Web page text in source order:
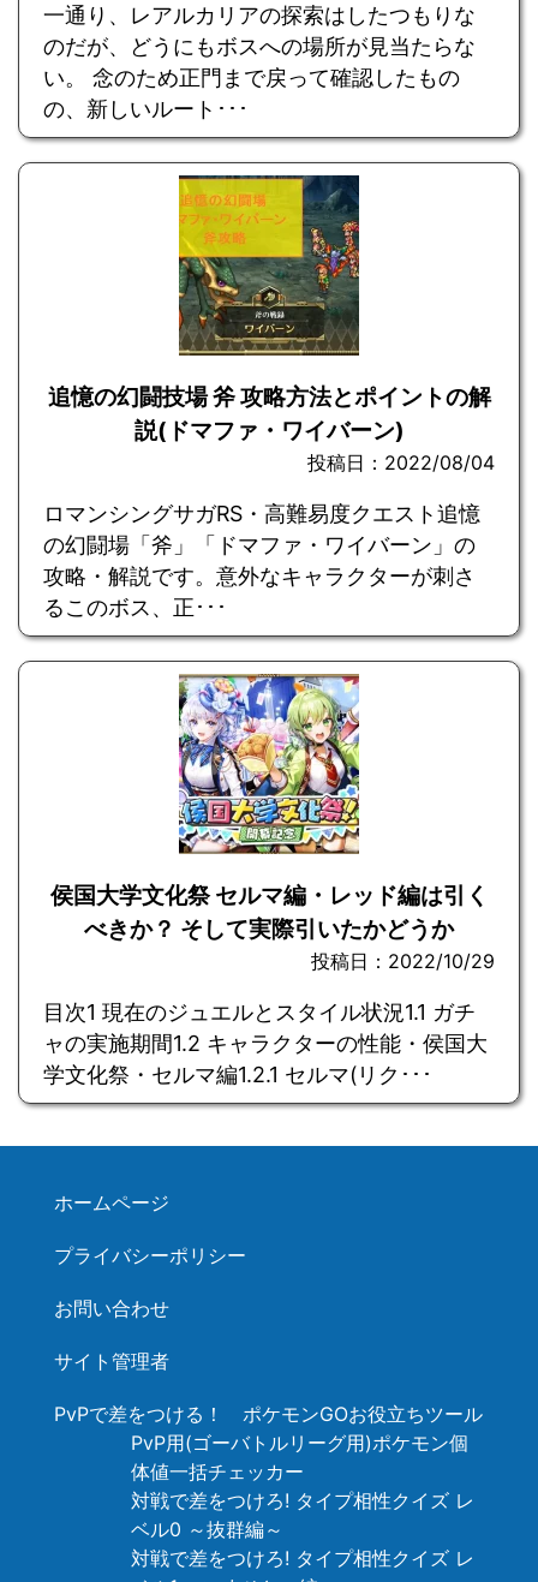
一通り、レアルカリアの探索はしたつもりな
のだが、どうにもボスへの場所が見当たらな
い。 念のため正門まで戻って確認したもの
の、新しいルート･･･
追憶の幻闘技場 斧 攻略方法とポイントの解
説(ドマファ・ワイバーン)
投稿日：2022/08/04
ロマンシングサガRS・高難易度クエスト追憶
の幻闘場「斧」「ドマファ・ワイバーン」の
攻略・解説です。意外なキャラクターが刺さ
るこのボス、正･･･
侯国大学文化祭 セルマ編・レッド編は引く
べきか？ そして実際引いたかどうか
投稿日：2022/10/29
目次1 現在のジュエルとスタイル状況1.1 ガチ
ャの実施期間1.2 キャラクターの性能・侯国大
学文化祭・セルマ編1.2.1 セルマ(リク･･･
ホームページ
プライバシーポリシー
お問い合わせ
サイト管理者
PvPで差をつける！ ポケモンGOお役立ちツール
PvP用(ゴーバトルリーグ用)ポケモン個
体値一括チェッカー
対戦で差をつけろ! タイプ相性クイズ レ
ベル0 ～抜群編～
対戦で差をつけろ! タイプ相性クイズ レ